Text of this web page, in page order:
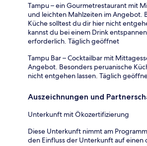
Tampu – ein Gourmetrestaurant mit
und leichten Mahlzeiten im Angebot.
Küche solltest du dir hier nicht
kannst du bei einem Drink
erforderlich. Täglich geöffnet
Tampu Bar – Cocktailbar mit
Angebot. Besonders peruanische
nicht entgehen lassen. Täglich
Auszeichnungen und
Unterkunft mit Ökozertifizierung
Diese Unterkunft nimmt am
den Einfluss der Unterkunft auf einen